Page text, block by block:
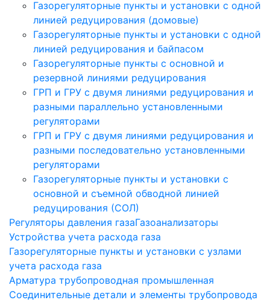
Газорегуляторные пункты и установки с одной
линией редуцирования (домовые)
Газорегуляторные пункты и установки с одной
линией редуцирования и байпасом
Газорегуляторные пункты с основной и
резервной линиями редуцирования
ГРП и ГРУ с двумя линиями редуцирования и
разными параллельно установленными
регуляторами
ГРП и ГРУ с двумя линиями редуцирования и
разными последовательно установленными
регуляторами
Газорегуляторные пункты и установки с
основной и съемной обводной линией
редуцирования (СОЛ)
Регуляторы давления газаГазоанализаторы
Устройства учета расхода газа
Газорегуляторные пункты и установки с узлами
учета расхода газа
Арматура трубопроводная промышленная
Соединительные детали и элементы трубопровода